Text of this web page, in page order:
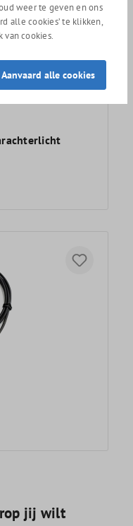
jij wilt
weer te geven en ons
alle cookies’ te klikken,
van cookies.
Aanvaard alle cookies